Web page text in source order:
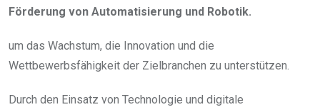
Förderung von Automatisierung und Robotik.
um das Wachstum, die Innovation und die
Wettbewerbsfähigkeit der Zielbranchen zu unterstützen.
Durch den Einsatz von Technologie und digitale